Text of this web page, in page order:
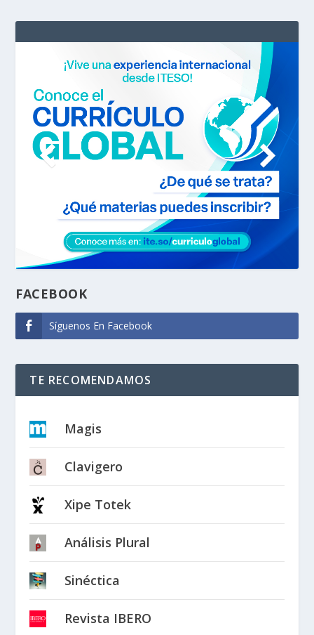
FACEBOOK
Síguenos En Facebook
TE RECOMENDAMOS
Magis
Clavigero
Xipe Totek
Análisis Plural
Sinéctica
Revista IBERO